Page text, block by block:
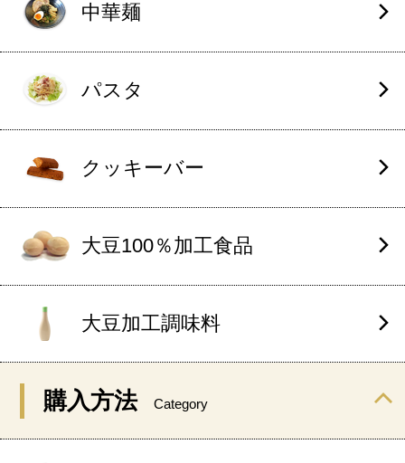
中華麺
パスタ
クッキーバー
大豆100％加工食品
大豆加工調味料
購入方法 Category